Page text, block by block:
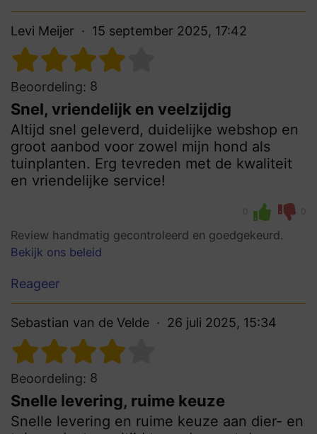
Levi Meijer 15 september 2025, 17:42
Beoordeling: 8
Snel, vriendelijk en veelzijdig
Altijd snel geleverd, duidelijke webshop en
groot aanbod voor zowel mijn hond als
tuinplanten. Erg tevreden met de kwaliteit
en vriendelijke service!
0 0
Review handmatig gecontroleerd en goedgekeurd.
Bekijk ons beleid
Reageer
Sebastian van de Velde 26 juli 2025, 15:34
Beoordeling: 8
Snelle levering, ruime keuze
Snelle levering en ruime keuze aan dier- en